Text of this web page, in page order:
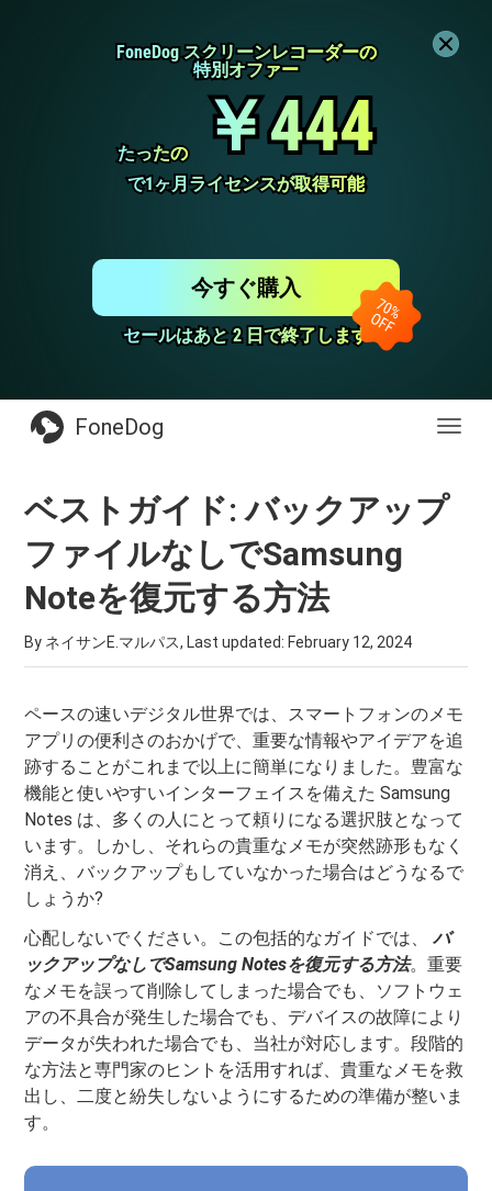
FoneDog スクリーンレコーダーの
FoneDog スクリーンレコーダーの
特別オファー
特別オファー
たったの
たったの ￥444
￥444
で1ヶ月ライセンスが取得可能
で1ヶ月ライセンスが取得可能
セールはあと 2 日で終了します
セールはあと 2 日で終了します
今すぐ購入
FoneDog
ベストガイド: バックアップ
ファイルなしでSamsung
Noteを復元する方法
By ネイサンE.マルパス, Last updated: February 12, 2024
ペースの速いデジタル世界では、スマートフォンのメモ
アプリの便利さのおかげで、重要な情報やアイデアを追
跡することがこれまで以上に簡単になりました。豊富な
機能と使いやすいインターフェイスを備えた Samsung
Notes は、多くの人にとって頼りになる選択肢となって
います。しかし、それらの貴重なメモが突然跡形もなく
消え、バックアップもしていなかった場合はどうなるで
しょうか?
心配しないでください。この包括的なガイドでは、バ
ックアップなしでSamsung Notesを復元する方法。重要
なメモを誤って削除してしまった場合でも、ソフトウェ
アの不具合が発生した場合でも、デバイスの故障により
データが失われた場合でも、当社が対応します。段階的
な方法と専門家のヒントを活用すれば、貴重なメモを救
出し、二度と紛失しないようにするための準備が整いま
す。